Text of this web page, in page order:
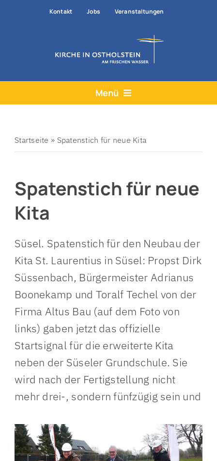
Kontakt Jobs Veranstaltungen
Menü
Angebote
Der Kirchenkreis
Startseite » Spatenstich für neue Kita
Spatenstich für neue
Kita
Süsel. Spatenstich für den Neubau der
Kita St. Laurentius in Süsel: Propst Dirk
Süssenbach, Bürgermeister Adrianus
Boonekamp und Toralf Techel von der
Firma Altus Bau (auf dem Foto von
links) gaben jetzt das offizielle
Startsignal für die erweiterte Kita
neben der Süseler Grundschule. Sie
wird nach der Fertigstellung nicht
mehr drei-, sondern fünfzügig sein und